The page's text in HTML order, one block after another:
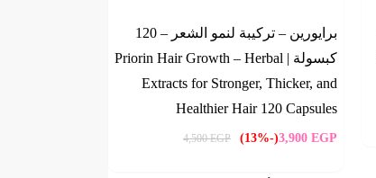
برايورين – تركيبة لنمو الشعر – 120
كبسولة | Priorin Hair Growth – Herbal
Extracts for Stronger, Thicker, and
Healthier Hair 120 Capsules
3,900 EGP
(-13%)
4,500EGP